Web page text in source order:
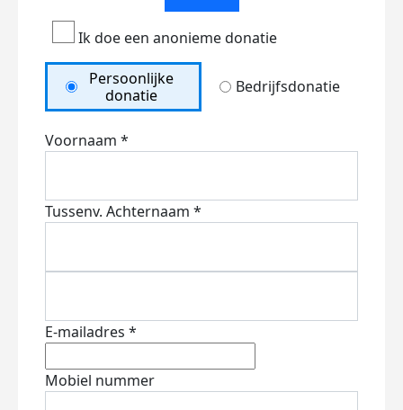
Ik doe een anonieme donatie
Persoonlijke
donatie
Bedrijfsdonatie
Voornaam *
Tussenv. Achternaam *
E-mailadres *
Mobiel nummer